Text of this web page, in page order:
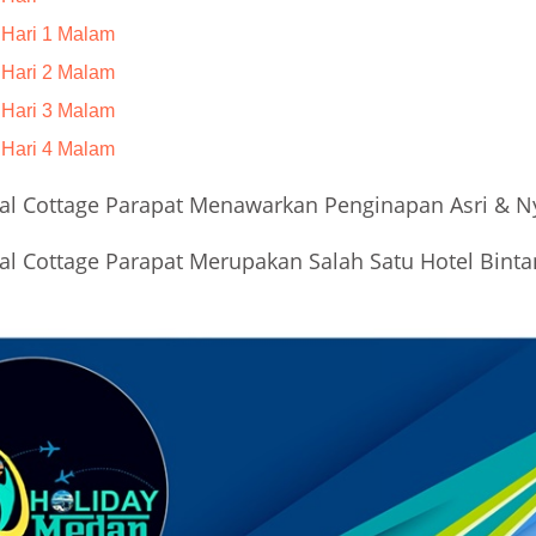
1 Malam
2 Malam
3 Malam
4 Malam
Cottage Parapat Menawarkan Penginapan Asri &
Cottage Parapat Merupakan Salah Satu Hotel